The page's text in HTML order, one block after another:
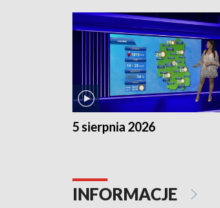
5 sierpnia 2026
INFORMACJE